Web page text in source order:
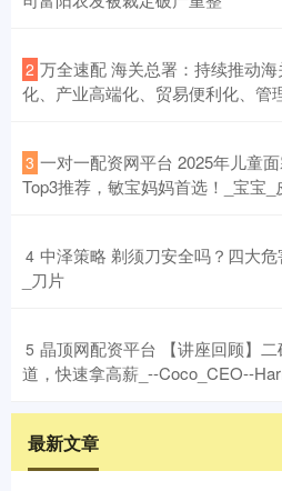
2 万全速配 海关总署：持续推动
化、产业高端化、贸易便利化、管
3 一对一配资网平台 2025年儿童
Top3推荐，敏宝妈妈首选！_宝宝_
4 中泽策略 剃须刀安全吗？四大
_刀片
5 晶顶网配资平台 【讲座回顾】
道，快速拿高薪_--Coco_CEO--
最新文章